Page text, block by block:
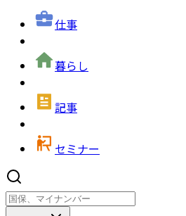
仕事
暮らし
記事
セミナー